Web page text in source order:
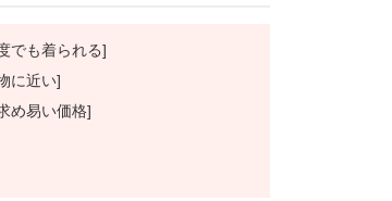
でも着られる]
に近い]
め易い価格]